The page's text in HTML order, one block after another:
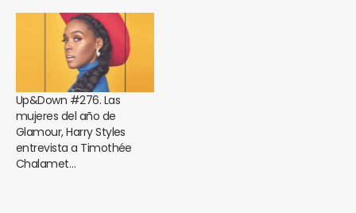
Up&Down #276. Las
mujeres del año de
Glamour, Harry Styles
entrevista a Timothée
Chalamet…